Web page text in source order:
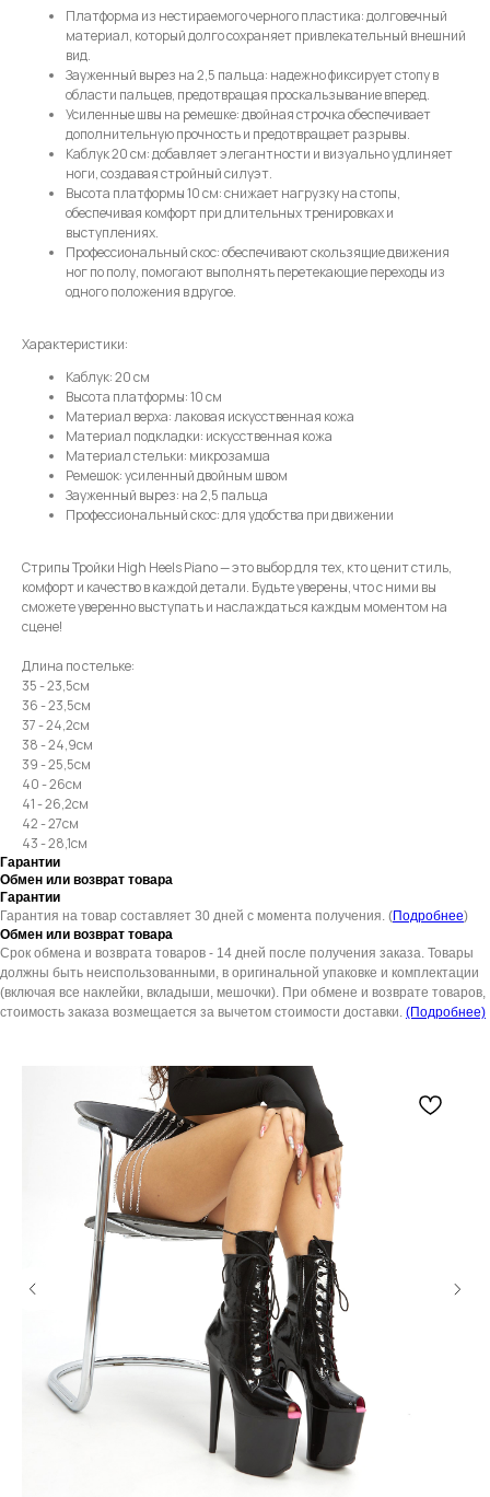
Email
Имя
Телефон
Нажимая на кнопку, вы даете согласие на обработку своих
персональных данных согласно 152-ФЗ.Подробнее
Платформа из нестираемого черного пластика: долговечный
материал, который долго сохраняет привлекательный внешний
вид.
Зауженный вырез на 2,5 пальца: надежно фиксирует стопу в
области пальцев, предотвращая проскальзывание вперед.
Усиленные швы на ремешке: двойная строчка обеспечивает
дополнительную прочность и предотвращает разрывы.
Каблук 20 см: добавляет элегантности и визуально удлиняет
ноги, создавая стройный силуэт.
Высота платформы 10 см: снижает нагрузку на стопы,
обеспечивая комфорт при длительных тренировках и
выступлениях.
Профессиональный скос: обеспечивают скользящие движения
ног по полу, помогают выполнять перетекающие переходы из
одного положения в другое.
Характеристики:
Каблук: 20 см
Высота платформы: 10 см
Материал верха: лаковая искусственная кожа
Материал подкладки: искусственная кожа
Материал стельки: микрозамша
Ремешок: усиленный двойным швом
Зауженный вырез: на 2,5 пальца
Профессиональный скос: для удобства при движении
Стрипы Тройки High Heels Piano — это выбор для тех, кто ценит стиль,
комфорт и качество в каждой детали. Будьте уверены, что с ними вы
сможете уверенно выступать и наслаждаться каждым моментом на
сцене!
Длина по стельке:
35 - 23,5см
36 - 23,5см
37 - 24,2см
38 - 24,9см
39 - 25,5см
40 - 26см
41 - 26,2см
42 - 27см
43 - 28,1см
Гарантии
Обмен или возврат товара
Гарантии
Гарантия на товар составляет 30 дней с момента получения. (Подробнее)
Обмен или возврат товара
Срок обмена и возврата товаров - 14 дней после получения заказа. Товары
должны быть неиспользованными, в оригинальной упаковке и комплектации
(включая все наклейки, вкладыши, мешочки). При обмене и возврате товаров,
стоимость заказа возмещается за вычетом стоимости доставки. (Подробнее)